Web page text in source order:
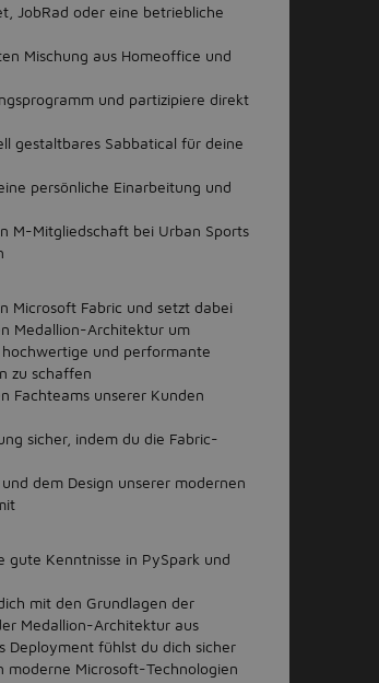
JobRad oder eine betriebliche
Mischung aus Homeoffice und
und partizipiere direkt
gestaltbares Sabbatical für deine
persönliche Einarbeitung und
M-Mitgliedschaft bei Urban Sports
Microsoft Fabric und setzt dabei
Medallion-Architektur um
und performante
zu schaffen
Fachteams unserer Kunden
sicher, indem du die Fabric-
dem Design unserer modernen
gute Kenntnisse in PySpark und
mit den Grundlagen der
Medallion-Architektur aus
Deployment fühlst du dich sicher
moderne Microsoft-Technologien